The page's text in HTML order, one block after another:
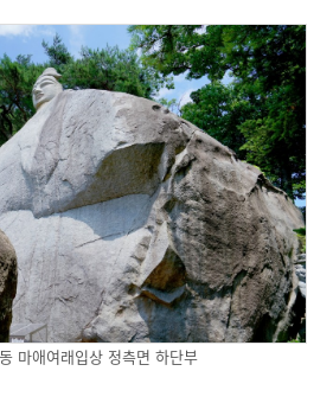
마애여래입상 정측면 하단부